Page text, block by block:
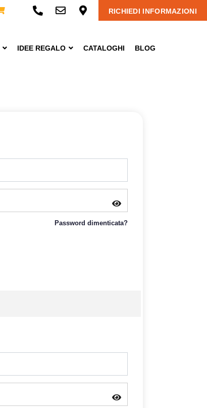
RICHIEDI INFORMAZIONI
IDEE REGALO CATALOGHI BLOG
Password dimenticata?